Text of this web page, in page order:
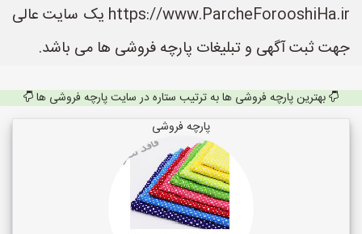
https://www.ParcheForooshiHa.ir یک سایت عالی
جهت ثبت آگهی و تبلیغات پارچه فروشی ها می باشد.
بهترین پارچه فروشی ها به ترتیب ستاره در سایت پارچه فروشی ها
پارچه فروشی